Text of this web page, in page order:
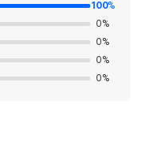
100%
0%
0%
0%
0%